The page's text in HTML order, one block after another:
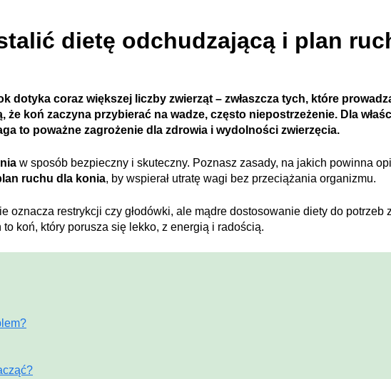
dietę odchudzającą i plan
dotyka coraz większej liczby zwierząt – zwłaszcza tych, które
że koń zaczyna przybierać na wadze, często niepostrzeżenie. Dla
to poważne zagrożenie dla zdrowia i wydolności zwierzęcia.
w sposób bezpieczny i skuteczny. Poznasz zasady, na jakich powinna
ruchu dla konia, by wspierał utratę wagi bez przeciążania organizmu.
oznacza restrykcji czy głodówki, ale mądre dostosowanie diety do
koń, który porusza się lekko, z energią i radością.